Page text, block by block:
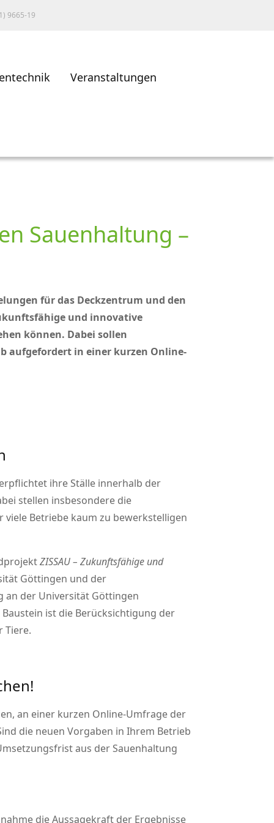
9665-19
Veranstaltungen
Sauenhaltung –
für das Deckzentrum und den
und innovative
können. Dabei sollen
aufgefordert in einer kurzen Online-
ihre Ställe innerhalb der
stellen insbesondere die
Betriebe kaum zu bewerkstelligen
ZISSAU – Zukunftsfähige und
Göttingen und der
an der Universität Göttingen
ist die Berücksichtigung der
Tiere.
an einer kurzen Online-Umfrage der
die neuen Vorgaben in Ihrem Betrieb
aus der Sauenhaltung
die Aussagekraft der Ergebnisse